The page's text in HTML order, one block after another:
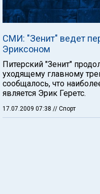
СМИ: "Зенит" ведет
Эриксоном
Питерский "Зенит"
уходящему главному
сообщалось, что
является Эрик Геретс.
17.07.2009 07:38 // Спорт